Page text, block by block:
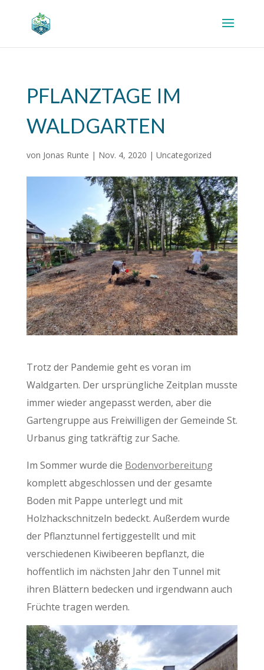
PFLANZTAGE IM
WALDGARTEN
von Jonas Runte | Nov. 4, 2020 | Uncategorized
Trotz der Pandemie geht es voran im
Waldgarten. Der ursprüngliche Zeitplan musste
immer wieder angepasst werden, aber die
Gartengruppe aus Freiwilligen der Gemeinde St.
Urbanus ging tatkräftig zur Sache.
Im Sommer wurde die Bodenvorbereitung
komplett abgeschlossen und der gesamte
Boden mit Pappe unterlegt und mit
Holzhackschnitzeln bedeckt. Außerdem wurde
der Pflanztunnel fertiggestellt und mit
verschiedenen Kiwibeeren bepflanzt, die
hoffentlich im nächsten Jahr den Tunnel mit
ihren Blättern bedecken und irgendwann auch
Früchte tragen werden.